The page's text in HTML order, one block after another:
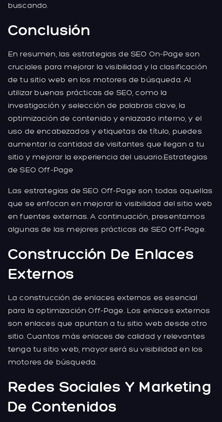
buscando.
Conclusión
En resumen, las estrategias de SEO On-Page son
cruciales para mejorar la visibilidad y la clasificación
de tu sitio web en los motores de búsqueda. Al
utilizar buenas prácticas de SEO, como la
investigación y selección de palabras clave, la
optimización de contenido y enlazado interno, y el
uso de encabezados y etiquetas de título, puedes
aumentar la cantidad de visitantes que llegan a tu
sitio y mejorar la experiencia del usuario.Estrategias
de SEO Off-Page
Las estrategias de SEO Off-Page son todas aquellas
que se enfocan en mejorar la visibilidad del sitio web
en fuentes externas. A continuación, presentamos
algunas de las mejores prácticas de SEO Off-Page.
Construcción De Enlaces
Externos
La construcción de enlaces externos es esencial
para la optimización Off-Page. Los enlaces externos
son enlaces que apuntan a tu sitio web desde otro
sitio. Cuantos más enlaces de calidad y relevantes
tenga tu sitio web, mayor será su visibilidad en los
motores de búsqueda.
Redes Sociales Y Marketing
De Contenidos